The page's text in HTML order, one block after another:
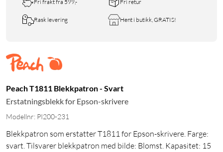
Fri frakt fra 599,- Fri retur
Rask levering Hent i butikk, GRATIS!
Peach T1811 Blekkpatron - Svart
Erstatningsblekk for Epson-skrivere
Modellnr: PI200-231
Blekkpatron som erstatter T1811 for Epson-skrivere. Farge:
svart. Tilsvarer blekkpatron med bilde: Blomst. Kapasitet: 15